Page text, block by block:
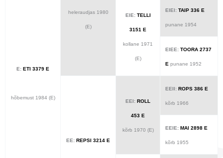
E: ETI 3379 E
hõbemust 1984 (E)
heleraudjas 1980
(E)
EIE: TELLI
3151 E
kollane 1971
(E)
EIEI: TAIP 336 E
punane 1954
EIEE: TOORA 2737
E punane 1952
EE: REPSI 3214 E
EEI: ROLL
453 E
kõrb 1970 (E)
EEII: ROPS 386 E
kõrb 1966
EEIE: MAI 2898 E
kõrb 1955